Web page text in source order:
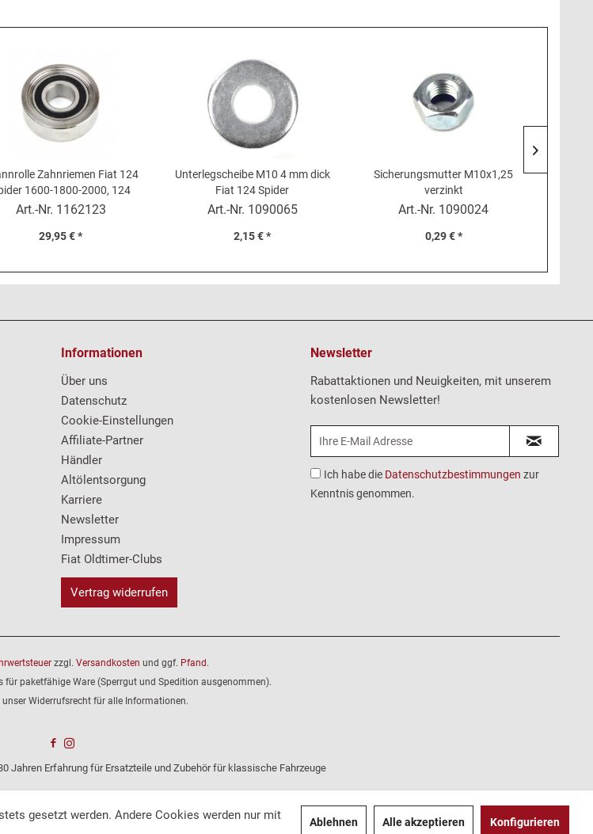
Zahnriemen Fiat 124
1600-1800-2000, 124
Coupé, 125, 131, Argenta
Art.-Nr. 1162123
29,95 € *
Unterlegscheibe M10 4 mm dick
Fiat 124 Spider
Art.-Nr. 1090065
2,15 € *
Sicherungsmutter M10x1,25
verzinkt
Art.-Nr. 1090024
0,29 € *
Informationen
Über uns
Datenschutz
Cookie-Einstellungen
Affiliate-Partner
Händler
Altölentsorgung
Karriere
Newsletter
Impressum
Fiat Oldtimer-Clubs
Vertrag widerrufen
Newsletter
Rabattaktionen und Neuigkeiten, mit unserem
kostenlosen Newsletter!
Ich habe die Datenschutzbestimmungen zur
Kenntnis genommen.
zzgl. Versandkosten und ggf. Pfand .
für paketfähige Ware (Sperrgut und Spedition ausgenommen).
unser Widerrufsrecht für alle Informationen.
Jahren Erfahrung für Ersatzteile und Zubehör für klassische Fahrzeuge
gesetzt werden. Andere Cookies werden nur mit
Ablehnen Alle akzeptieren Konfigurieren